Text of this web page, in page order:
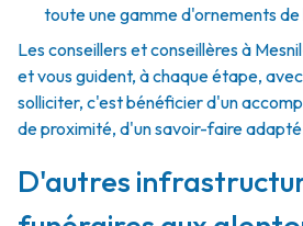
toute une gamme d'ornements de
Les conseillers et conseillères à
et vous guident, à chaque étape,
solliciter, c'est bénéficier d'un
de proximité, d'un savoir-faire
D'autres